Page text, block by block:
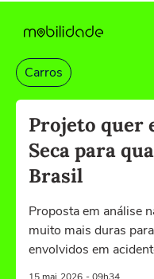
Carros
Projeto quer
Seca para
Brasil
Proposta em análise
muito mais duras
envolvidos em